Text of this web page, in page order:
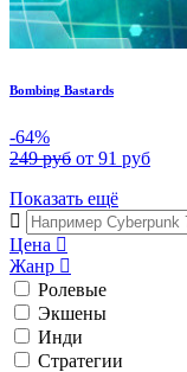
Bombing Bastards
-64%
249 руб от 91 руб
Показать ещё
Цена
Жанр
Ролевые
Экшены
Инди
Стратегии